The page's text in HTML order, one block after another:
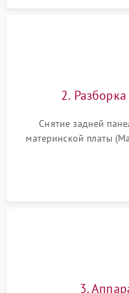
2.
Снятие задней
материнской платы
Проверка
3.